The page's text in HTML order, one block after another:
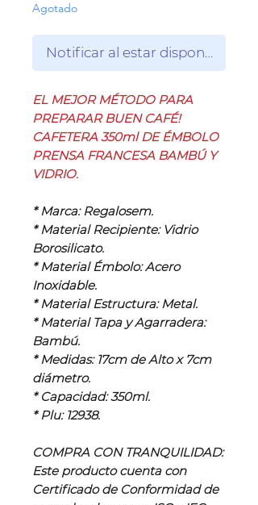
Agotado
Notificar al estar disponible
EL MEJOR MÉTODO PARA
PREPARAR BUEN CAFÉ!
CAFETERA 350ml DE ÉMBOLO
PRENSA FRANCESA BAMBÚ Y
VIDRIO.
‌* Marca: Regalosem.
* Material Recipiente: Vidrio
Borosilicato.
* Material Émbolo: Acero
Inoxidable.
* Material Estructura: Metal.
* Material Tapa y Agarradera:
Bambú.
* Medidas: 17cm de Alto x 7cm
diámetro.
* Capacidad: 350ml.
* Plu: 12938.
COMPRA CON TRANQUILIDAD:
Este producto cuenta con
Certificado de Conformidad de